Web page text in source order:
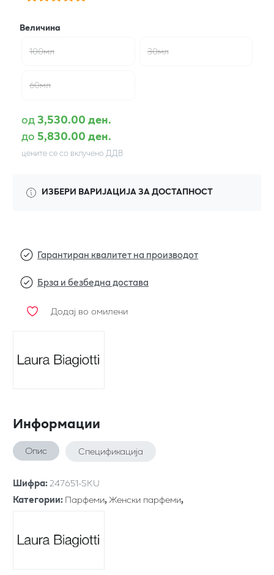
Величина
100мл
30мл
60мл
од3,530.00 ден.
до5,830.00 ден.
цените се со вклучено ДДВ
ИЗБЕРИ ВАРИЈАЦИЈА ЗА ДОСТАПНОСТ
Гарантиран квалитет на производот
Брза и безбедна достава
Додај во омилени
Информации
Опис Спецификација
Шифра:247651-SKU
Категории:Парфеми,Женски парфеми,